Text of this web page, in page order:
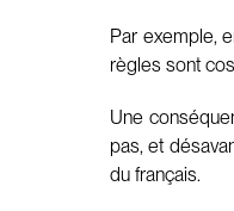
Par exemple,
règles sont
Une
pas, et
du français.